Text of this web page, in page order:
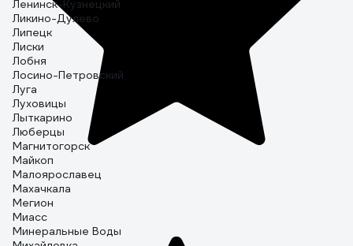
Ленинск-Кузнецкий
Ликино-Дулево
Липецк
Лиски
Лобня
Лосино-Петровский
Луга
Луховицы
Лыткарино
Люберцы
Магнитогорск
Майкоп
Малоярославец
Махачкала
Мегион
Миасс
Минеральные Воды